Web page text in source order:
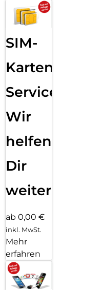
SIM-
Karten
Service:
Wir
helfen
Dir
weiter
ab 0,00 €
inkl. MwSt.
Mehr
erfahren